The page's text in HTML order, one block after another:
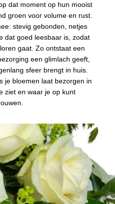
dat moment op hun mooist
groen voor volume en rust.
stevig gebonden, netjes
dat goed leesbaar is, zodat
gaat. Zo ontstaat een
een glimlach geeft,
sfeer brengt in huis.
je bloemen laat bezorgen in
ziet en waar je op kunt